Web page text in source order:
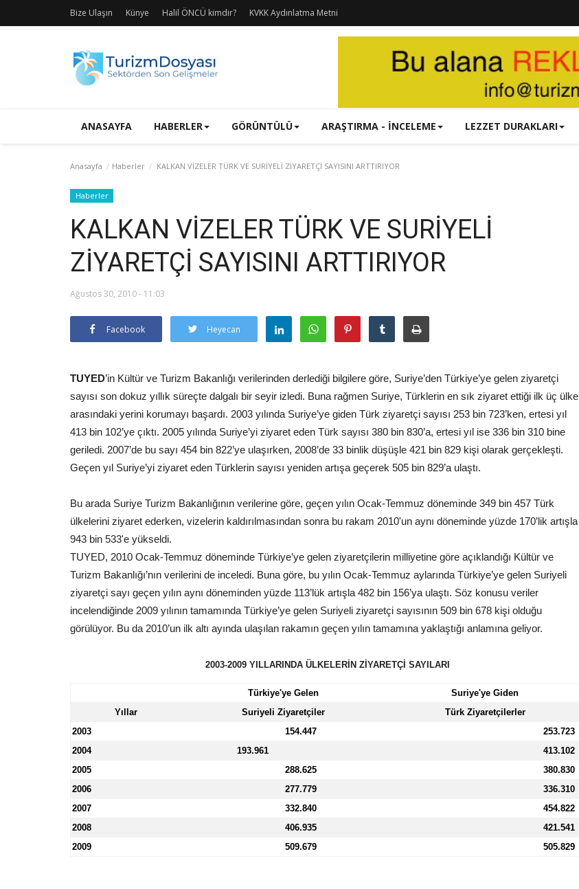
Bize Ulaşın Künye Halil ÖNCÜ kimdir? KVKK Aydınlatma Metni
ANASAYFA HABERLER GÖRÜNTÜLÜ ARAŞTIRMA - İNCELEME LEZZET DURAKLARI
Anasayfa Haberler KALKAN VİZELER TÜRK VE SURİYELİ ZİYARETÇİ SAYISINI ARTTIRIYOR
Haberler
KALKAN VİZELER TÜRK VE SURİYELİ
ZİYARETÇİ SAYISINI ARTTIRIYOR
Ağustos 30, 2010 - 11:03
Facebook Heyecan
TUYED’in Kültür ve Turizm Bakanlığı verilerinden derlediği bilgilere göre, Suriye’den Türkiye’ye gelen ziyaretçi
sayısı son dokuz yıllık süreçte dalgalı bir seyir izledi. Buna rağmen Suriye, Türklerin en sık ziyaret ettiği ilk üç ülke
arasındaki yerini korumayı başardı. 2003 yılında Suriye’ye giden Türk ziyaretçi sayısı 253 bin 723’ken, ertesi yıl
413 bin 102’ye çıktı. 2005 yılında Suriye’yi ziyaret eden Türk sayısı 380 bin 830’a, ertesi yıl ise 336 bin 310 bine
geriledi. 2007’de bu sayı 454 bin 822’ye ulaşırken, 2008’de 33 binlik düşüşle 421 bin 829 kişi olarak gerçekleşti.
Geçen yıl Suriye’yi ziyaret eden Türklerin sayısı yeniden artışa geçerek 505 bin 829’a ulaştı.
Bu arada Suriye Turizm Bakanlığının verilerine göre, geçen yılın Ocak-Temmuz döneminde 349 bin 457 Türk
ülkelerini ziyaret ederken, vizelerin kaldırılmasından sonra bu rakam 2010'un aynı döneminde yüzde 170’lik artışla
943 bin 533'e yükseldi.
TUYED, 2010 Ocak-Temmuz döneminde Türkiye’ye gelen ziyaretçilerin milliyetine göre açıklandığı Kültür ve
Turizm Bakanlığı’nın verilerini de inceledi. Buna göre, bu yılın Ocak-Temmuz aylarında Türkiye’ye gelen Suriyeli
ziyaretçi sayı geçen yılın aynı döneminden yüzde 113’lük artışla 482 bin 156’ya ulaştı. Söz konusu veriler
incelendiğinde 2009 yılının tamamında Türkiye’ye gelen Suriyeli ziyaretçi sayısının 509 bin 678 kişi olduğu
görülüyor. Bu da 2010’un ilk altı ayında ulaşılan rakamın geçen yılın tamamına yaklaştığı anlamına geliyor.
2003-2009 YILLARINDA ÜLKELERİN ZİYARETÇİ SAYILARI
Türkiye'ye Gelen
Suriye'ye Giden
Yıllar
Suriyeli Ziyaretçiler
Türk Ziyaretçilerler
2003
154.447
253.723
2004
193.961
413.102
2005
288.625
380.830
2006
277.779
336.310
2007
332.840
454.822
2008
406.935
421.541
2009
509.679 505.829